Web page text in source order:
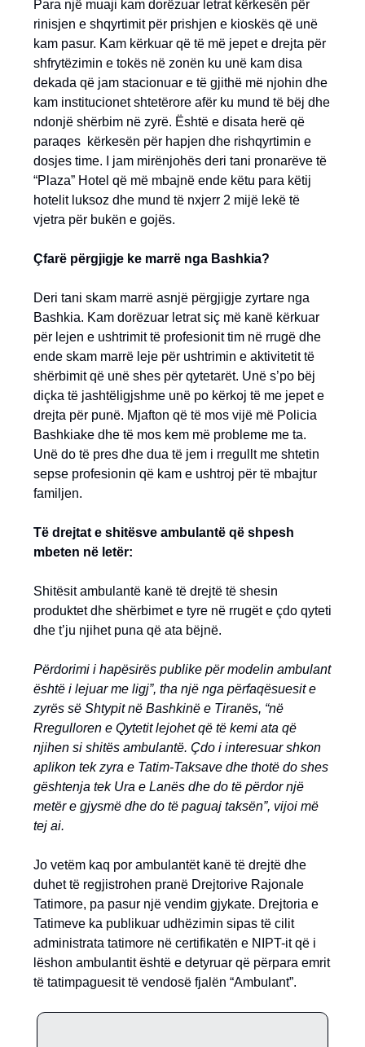
Para një muaji kam dorëzuar letrat kërkesën për
rinisjen e shqyrtimit për prishjen e kioskës që unë
kam pasur. Kam kërkuar që të më jepet e drejta për
shfrytëzimin e tokës në zonën ku unë kam disa
dekada që jam stacionuar e të gjithë më njohin dhe
kam institucionet shtetërore afër ku mund të bëj dhe
ndonjë shërbim në zyrë. Është e disata herë që
paraqes kërkesën për hapjen dhe rishqyrtimin e
dosjes time. I jam mirënjohës deri tani pronarëve të
“Plaza” Hotel që më mbajnë ende këtu para këtij
hotelit luksoz dhe mund të nxjerr 2 mijë lekë të
vjetra për bukën e gojës.
Çfarë përgjigje ke marrë nga Bashkia?
Deri tani skam marrë asnjë përgjigje zyrtare nga
Bashkia. Kam dorëzuar letrat siç më kanë kërkuar
për lejen e ushtrimit të profesionit tim në rrugë dhe
ende skam marrë leje për ushtrimin e aktivitetit të
shërbimit që unë shes për qytetarët. Unë s’po bëj
diçka të jashtëligjshme unë po kërkoj të me jepet e
drejta për punë. Mjafton që të mos vijë më Policia
Bashkiake dhe të mos kem më probleme me ta.
Unë do të pres dhe dua të jem i rregullt me shtetin
sepse profesionin që kam e ushtroj për të mbajtur
familjen.
Të drejtat e shitësve ambulantë që shpesh
mbeten në letër:
Shitësit ambulantë kanë të drejtë të shesin
produktet dhe shërbimet e tyre në rrugët e çdo qyteti
dhe t’ju njihet puna që ata bëjnë.
Përdorimi i hapësirës publike për modelin ambulant
është i lejuar me ligj”, tha një nga përfaqësuesit e
zyrës së Shtypit në Bashkinë e Tiranës, “në
Rregulloren e Qytetit lejohet që të kemi ata që
njihen si shitës ambulantë. Çdo i interesuar shkon
aplikon tek zyra e Tatim-Taksave dhe thotë do shes
gështenja tek Ura e Lanës dhe do të përdor një
metër e gjysmë dhe do të paguaj taksën”, vijoi më
tej ai.
Jo vetëm kaq por ambulantët kanë të drejtë dhe
duhet të regjistrohen pranë Drejtorive Rajonale
Tatimore, pa pasur një vendim gjykate. Drejtoria e
Tatimeve ka publikuar udhëzimin sipas të cilit
administrata tatimore në certifikatën e NIPT-it që i
lëshon ambulantit është e detyruar që përpara emrit
të tatimpaguesit të vendosë fjalën “Ambulant”.